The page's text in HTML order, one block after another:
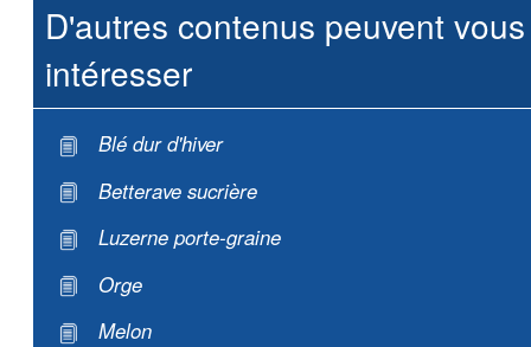
D'autres contenus peuvent vous
intéresser
Blé dur d'hiver
Betterave sucrière
Luzerne porte-graine
Orge
Melon